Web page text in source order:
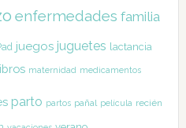
enfermedades familia
juegos juguetes lactancia
maternidad medicamentos
parto partos pañal película recién